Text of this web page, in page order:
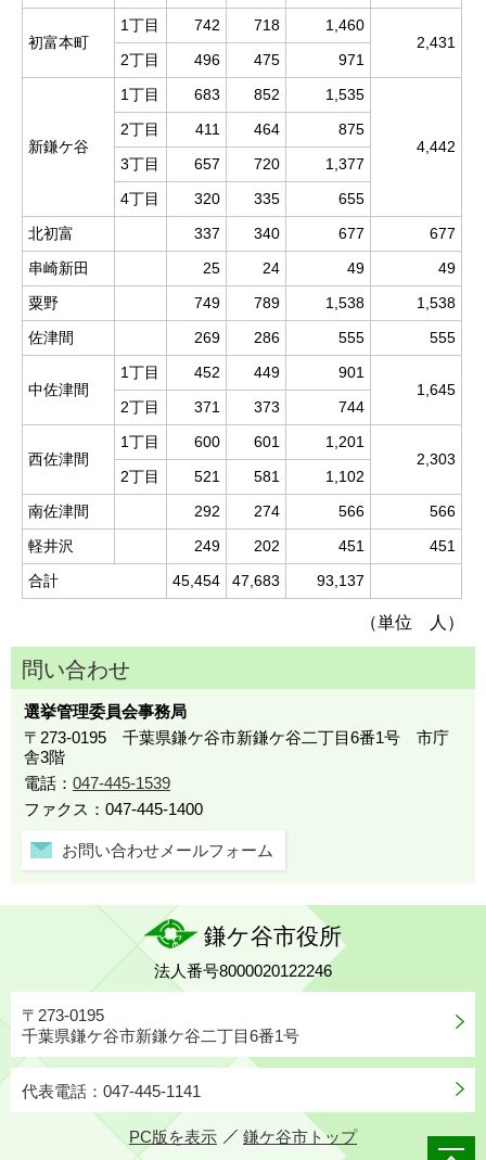
初富本町
1丁目 742 718
1,460
2,431
2丁目
496 475 971
新鎌ケ谷
1丁目 683 852 1,535
4,442
2丁目 411 464 875
3丁目 657 720 1,377
4丁目 320 335 655
北初富 337 340 677 677
串崎新田 25 24 49 49
粟野 749 789 1,538 1,538
佐津間 269 286 555 555
中佐津間
1丁目 452 449
901
1,645
2丁目
371 373 744
西佐津間
1丁目 600 601
1,201
2,303
2丁目
521 581 1,102
南佐津間 292 274 566 566
軽井沢 249 202 451 451
合計 45,454 47,683 93,137
（単位 人）
問い合わせ
選挙管理委員会事務局
〒273-0195 千葉県鎌ケ谷市新鎌ケ谷二丁目6番1号 市庁
舎3階
電話： 047-445-1539
ファクス：047-445-1400
お問い合わせメールフォーム
鎌ケ谷市役所
法人番号8000020122246
〒273-0195
千葉県鎌ケ谷市新鎌ケ谷二丁目6番1号
代表電話：047-445-1141
PC版を表示 鎌ケ谷市トップ